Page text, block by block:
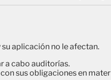
aplicación no le afectan.
a cabo auditorías.
sus obligaciones en